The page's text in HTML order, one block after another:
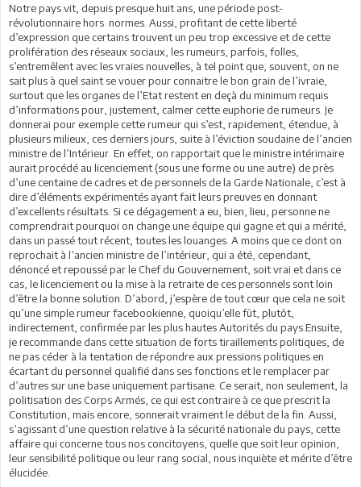
Notre pays vit, depuis presque huit ans, une période post-
révolutionnaire hors normes. Aussi, profitant de cette liberté
d’expression que certains trouvent un peu trop excessive et de cette
prolifération des réseaux sociaux, les rumeurs, parfois, folles,
s’entremêlent avec les vraies nouvelles, à tel point que, souvent, on ne
sait plus à quel saint se vouer pour connaitre le bon grain de l’ivraie,
surtout que les organes de l’Etat restent en deçà du minimum requis
d’informations pour, justement, calmer cette euphorie de rumeurs. Je
donnerai pour exemple cette rumeur qui s’est, rapidement, étendue, à
plusieurs milieux, ces derniers jours, suite à l’éviction soudaine de l’ancien
ministre de l’Intérieur. En effet, on rapportait que le ministre intérimaire
aurait procédé au licenciement (sous une forme ou une autre) de près
d’une centaine de cadres et de personnels de la Garde Nationale, c’est à
dire d’éléments expérimentés ayant fait leurs preuves en donnant
d’excellents résultats. Si ce dégagement a eu, bien, lieu, personne ne
comprendrait pourquoi on change une équipe qui gagne et qui a mérité,
dans un passé tout récent, toutes les louanges. A moins que ce dont on
reprochait à l’ancien ministre de l’intérieur, qui a été, cependant,
dénoncé et repoussé par le Chef du Gouvernement, soit vrai et dans ce
cas, le licenciement ou la mise à la retraite de ces personnels sont loin
d’être la bonne solution. D’abord, j’espère de tout cœur que cela ne soit
qu’une simple rumeur facebookienne, quoiqu’elle fût, plutôt,
indirectement, confirmée par les plus hautes Autorités du pays.Ensuite,
je recommande dans cette situation de forts tiraillements politiques, de
ne pas céder à la tentation de répondre aux pressions politiques en
écartant du personnel qualifié dans ses fonctions et le remplacer par
d’autres sur une base uniquement partisane. Ce serait, non seulement, la
politisation des Corps Armés, ce qui est contraire à ce que prescrit la
Constitution, mais encore, sonnerait vraiment le début de la fin. Aussi,
s’agissant d’une question relative à la sécurité nationale du pays, cette
affaire qui concerne tous nos concitoyens, quelle que soit leur opinion,
leur sensibilité politique ou leur rang social, nous inquiète et mérite d’être
élucidée.